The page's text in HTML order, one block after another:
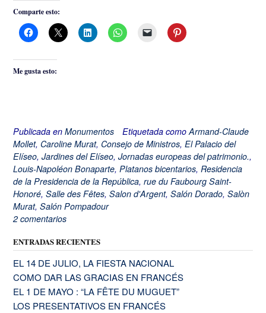
Comparte esto:
Me gusta esto:
Publicada en Monumentos Etiquetada comoArmand-Claude
Mollet, Caroline Murat, Consejo de Ministros, El Palacio del
Elíseo, Jardines del Elíseo, Jornadas europeas del patrimonio.,
Louis-Napoléon Bonaparte, Platanos bicentarios, Residencia
de la Presidencia de la República, rue du Faubourg Saint-
Honoré, Salle des Fêtes, Salon d'Argent, Salón Dorado, Salòn
Murat, Salón Pompadour
2 comentarios
ENTRADAS RECIENTES
EL 14 DE JULIO, LA FIESTA NACIONAL
COMO DAR LAS GRACIAS EN FRANCÉS
EL 1 DE MAYO : “LA FÊTE DU MUGUET”
LOS PRESENTATIVOS EN FRANCÉS